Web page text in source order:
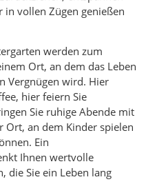
in vollen Zügen genießen
werden zum
Ort, an dem das Leben
Vergnügen wird. Hier
hier feiern Sie
Sie ruhige Abende mit
Ort, an dem Kinder spielen
Ein
Ihnen wertvolle
die Sie ein Leben lang